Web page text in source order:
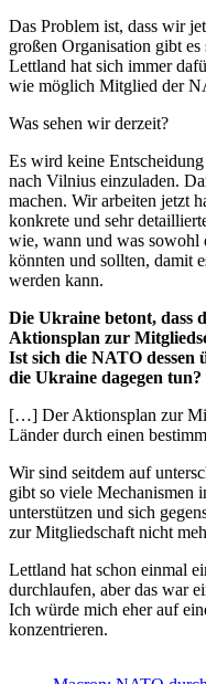
Das Problem ist, dass wir
großen Organisation gibt
Lettland hat sich immer
wie möglich Mitglied der
Was sehen wir derzeit?
Es wird keine
nach Vilnius einzuladen.
machen. Wir arbeiten jetzt
konkrete und sehr
wie, wann und was sowohl
könnten und sollten, damit
werden kann.
Die Ukraine betont, dass
Aktionsplan zur
Ist sich die NATO dessen
die Ukraine dagegen tun?
[…] Der Aktionsplan zur
Länder durch einen
Wir sind seitdem auf
gibt so viele Mechanismen
unterstützen und sich
zur Mitgliedschaft nicht
Lettland hat schon einmal
durchlaufen, aber das war
Ich würde mich eher auf
konzentrieren.